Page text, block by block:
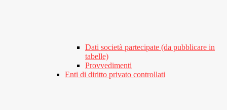
Dati società partecipate (da pubblicare in
tabelle)
Provvedimenti
Enti di diritto privato controllati